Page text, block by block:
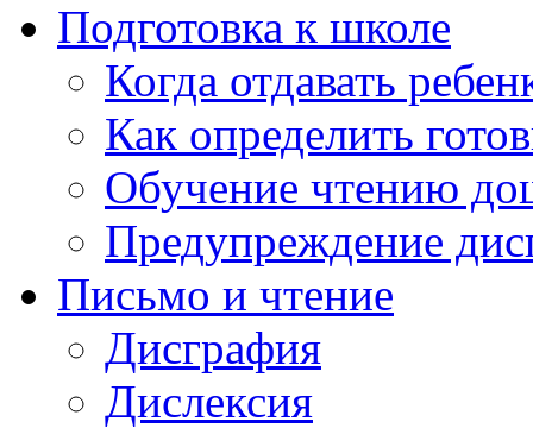
Подготовка к школе
Когда отдавать
Как определить
Обучение чтению
Предупреждение
Письмо и чтение
Дисграфия
Дислексия